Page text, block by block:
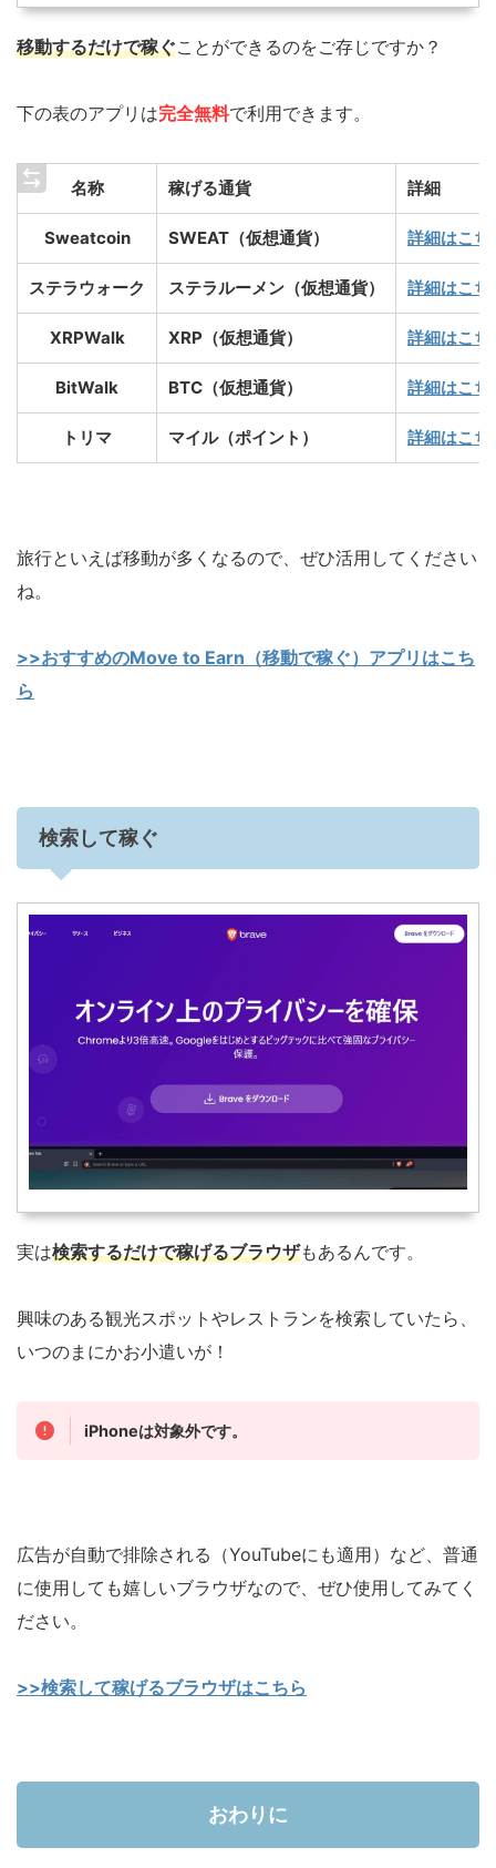
移動するだけで稼ぐことができるのをご存じですか？
下の表のアプリは完全無料で利用できます。
名称 稼げる通貨 詳細
Sweatcoin SWEAT（仮想通貨） 詳細はこち
ステラウォーク ステラルーメン（仮想通貨） 詳細はこち
XRPWalk XRP（仮想通貨） 詳細はこち
BitWalk BTC（仮想通貨） 詳細はこち
トリマ マイル（ポイント） 詳細はこち
旅行といえば移動が多くなるので、ぜひ活用してください
ね。
>>おすすめのMove to Earn（移動で稼ぐ）アプリはこち
ら
検索して稼ぐ
実は検索するだけで稼げるブラウザもあるんです。
興味のある観光スポットやレストランを検索していたら、
いつのまにかお小遣いが！
iPhoneは対象外です。
広告が自動で排除される（YouTubeにも適用）など、普通
に使用しても嬉しいブラウザなので、ぜひ使用してみてく
ださい。
>>検索して稼げるブラウザはこちら
おわりに